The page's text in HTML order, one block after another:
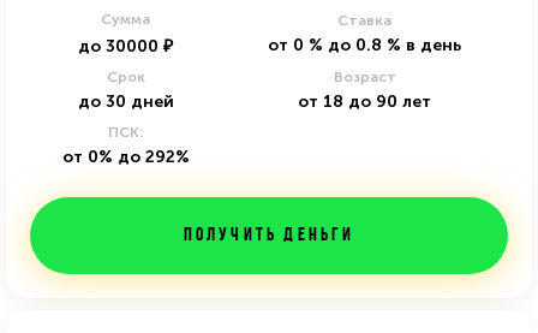
Сумма
до 30000 ₽
Ставка
от 0 % до 0.8 % в день
Срок
до 30 дней
Возраст
от 18 до 90 лет
ПСК:
от 0% до 292%
Получить деньги